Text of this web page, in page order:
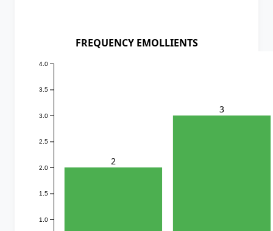
FREQUENCY EMOLLIENTS
1.0
1.5
2.0
2.5
3.0
3.5
4.0
2
3